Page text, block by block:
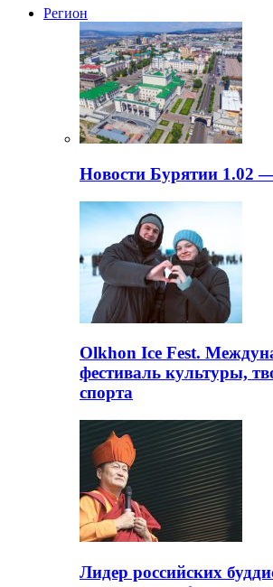
Регион
Новости Бурятии 1.02
Olkhon Ice Fest.
фестиваль культуры,
спорта
Лидер российских